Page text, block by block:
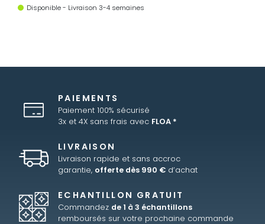
Disponible - Livraison 3-4 semaines
PAIEMENTS
Paiement 100% sécurisé
3x et 4X sans frais avec FLOA *
LIVRAISON
Livraison rapide et sans accroc
garantie, offerte dès 990 € d’achat
ECHANTILLON GRATUIT
Commandez de 1 à 3 échantillons
remboursés sur votre prochaine commande